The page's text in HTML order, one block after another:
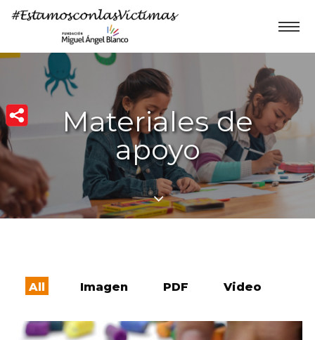
Materiales de
apoyo
All Imagen PDF Video